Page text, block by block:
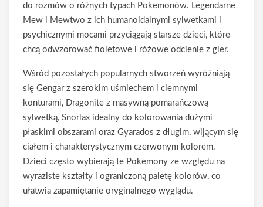
do rozmów o różnych typach Pokemonów. Legendarne
Mew i Mewtwo z ich humanoidalnymi sylwetkami i
psychicznymi mocami przyciągają starsze dzieci, które
chcą odwzorować fioletowe i różowe odcienie z gier.
Wśród pozostałych popularnych stworzeń wyróżniają
się Gengar z szerokim uśmiechem i ciemnymi
konturami, Dragonite z masywną pomarańczową
sylwetką, Snorlax idealny do kolorowania dużymi
płaskimi obszarami oraz Gyarados z długim, wijącym się
ciałem i charakterystycznym czerwonym kolorem.
Dzieci często wybierają te Pokemony ze względu na
wyraziste kształty i ograniczoną paletę kolorów, co
ułatwia zapamiętanie oryginalnego wyglądu.